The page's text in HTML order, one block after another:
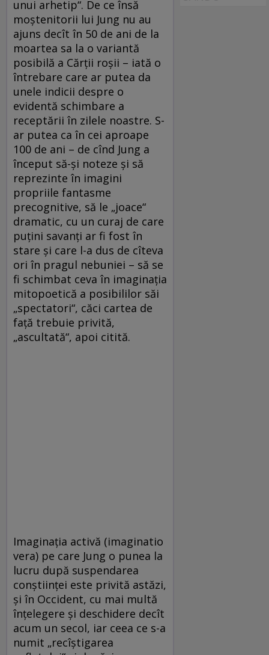
unui arhetip“. De ce însă
moştenitorii lui Jung nu au
ajuns decît în 50 de ani de la
moartea sa la o variantă
posibilă a Cărţii roşii – iată o
întrebare care ar putea da
unele indicii despre o
evidentă schimbare a
receptării în zilele noastre. S-
ar putea ca în cei aproape
100 de ani – de cînd Jung a
început să-şi noteze şi să
reprezinte în imagini
propriile fantasme
precognitive, să le „joace“
dramatic, cu un curaj de care
puţini savanţi ar fi fost în
stare şi care l-a dus de cîteva
ori în pragul nebuniei – să se
fi schimbat ceva în imaginaţia
mitopoetică a posibililor săi
„spectatori“, căci cartea de
faţă trebuie privită,
„ascultată“, apoi citită.
Imaginaţia activă (imaginatio
vera) pe care Jung o punea la
lucru după suspendarea
conştiinţei este privită astăzi,
şi în Occident, cu mai multă
înţelegere şi deschidere decît
acum un secol, iar ceea ce s-a
numit „recîştigarea